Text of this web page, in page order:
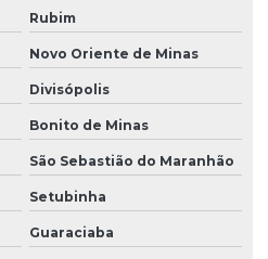
Rubim
Novo Oriente de Minas
Divisópolis
Bonito de Minas
São Sebastião do Maranhão
Setubinha
Guaraciaba